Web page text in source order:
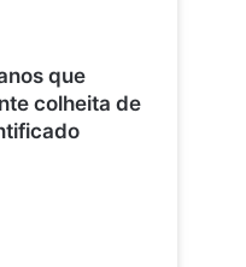
que
colheita de